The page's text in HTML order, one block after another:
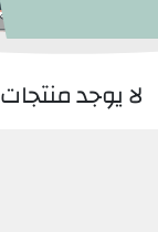
لا يوجد منتجات